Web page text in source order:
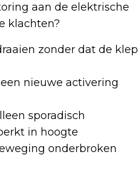
aan de elektrische
klachten?
zonder dat de klep
nieuwe activering
sporadisch
in hoogte
onderbroken